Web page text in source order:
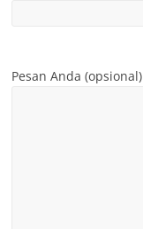
Pesan Anda (opsional)